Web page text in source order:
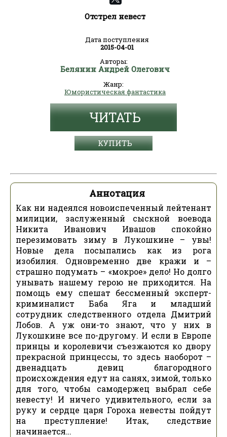
Отстрел невест
Дата поступления
2015-04-01
Авторы:
Белянин Андрей Олегович
Жанр:
Юмористическая фантастика
ЧИТАТЬ
КУПИТЬ
Аннотация
Как ни надеялся новоиспеченный лейтенант
милиции, заслуженный сыскной воевода
Никита Иванович Ивашов спокойно
перезимовать зиму в Лукошкине – увы!
Новые дела посыпались как из рога
изобилия. Одновременно две кражи и –
страшно подумать – «мокрое» дело! Но долго
унывать нашему герою не приходится. На
помощь ему спешат бессменный эксперт-
криминалист Баба Яга и младший
сотрудник следственного отдела Дмитрий
Лобов. А уж они-то знают, что у них в
Лукошкине все по-другому. И если в Европе
принцы и королевичи съезжаются ко двору
прекрасной принцессы, то здесь наоборот –
двенадцать девиц благородного
происхождения едут на санях, зимой, только
для того, чтобы самодержец выбрал себе
невесту! И ничего удивительного, если за
руку и сердце царя Гороха невесты пойдут
на преступление! Итак, следствие
начинается…